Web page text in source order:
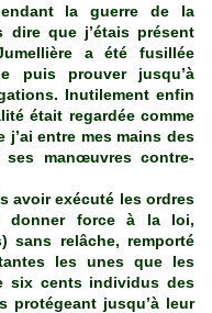
la guerre de la
dire que j’étais présent
a été fusillée
puis prouver jusqu’à
Inutilement enfin
était regardée comme
entre mes mains des
ses manœuvres contre-
avoir exécuté les ordres
donner force à la loi,
sans relâche, remporté
les unes que les
six cents individus des
protégeant jusqu’à leur